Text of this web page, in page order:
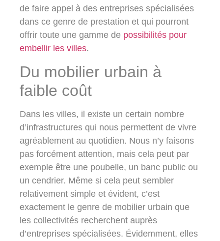
de faire appel à des entreprises spécialisées
dans ce genre de prestation et qui pourront
offrir toute une gamme de possibilités pour
embellir les villes.
Du mobilier urbain à
faible coût
Dans les villes, il existe un certain nombre
d’infrastructures qui nous permettent de vivre
agréablement au quotidien. Nous n’y faisons
pas forcément attention, mais cela peut par
exemple être une poubelle, un banc public ou
un cendrier. Même si cela peut sembler
relativement simple et évident, c’est
exactement le genre de mobilier urbain que
les collectivités recherchent auprès
d’entreprises spécialisées. Évidemment, elles